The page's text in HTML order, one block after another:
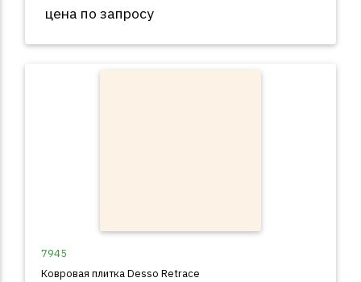
цена по запросу
7945
Ковровая плитка Desso Retrace